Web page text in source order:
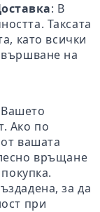
: В
Таксата
като всички
на
Ако по
вашата
връщане
за да
при